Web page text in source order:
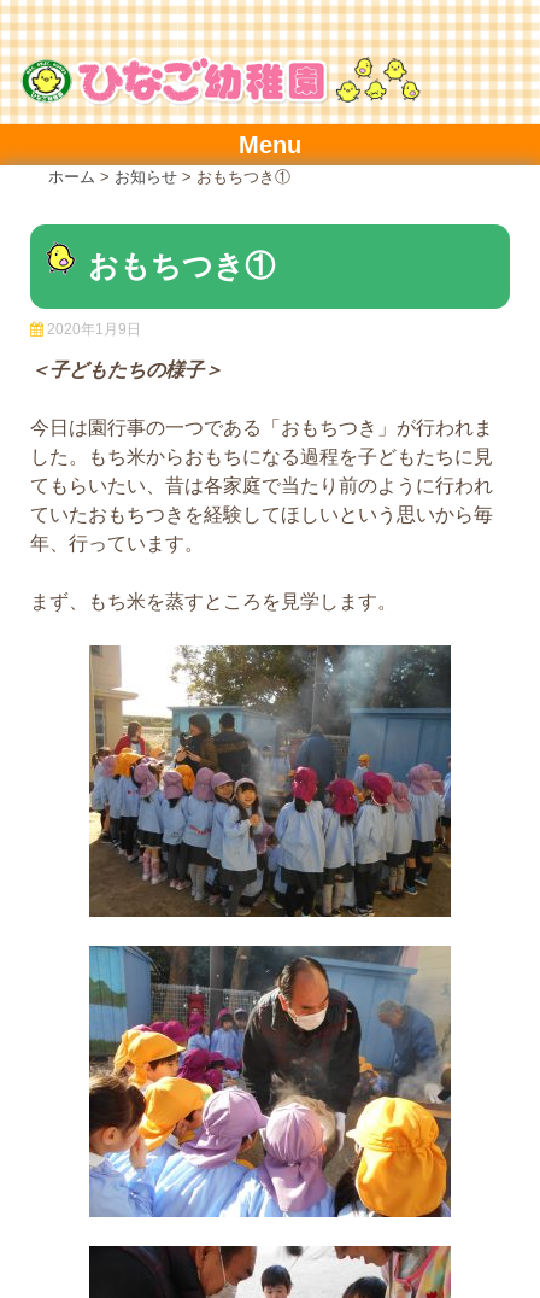
Skip
to
content
Menu
ホーム > お知らせ > おもちつき①
おもちつき①
2020年1月9日
＜子どもたちの様子＞
今日は園行事の一つである「おもちつき」が行われま
した。もち米からおもちになる過程を子どもたちに見
てもらいたい、昔は各家庭で当たり前のように行われ
ていたおもちつきを経験してほしいという思いから毎
年、行っています。
まず、もち米を蒸すところを見学します。